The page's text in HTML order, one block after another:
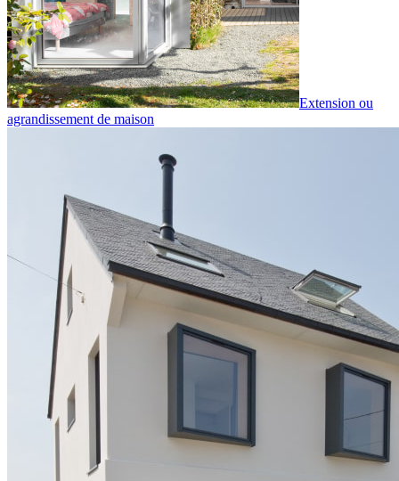
Extension ou
agrandissement de maison